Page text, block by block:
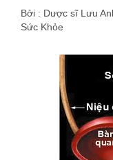
Bởi : Dược sĩ Lưu
Sức Khỏe